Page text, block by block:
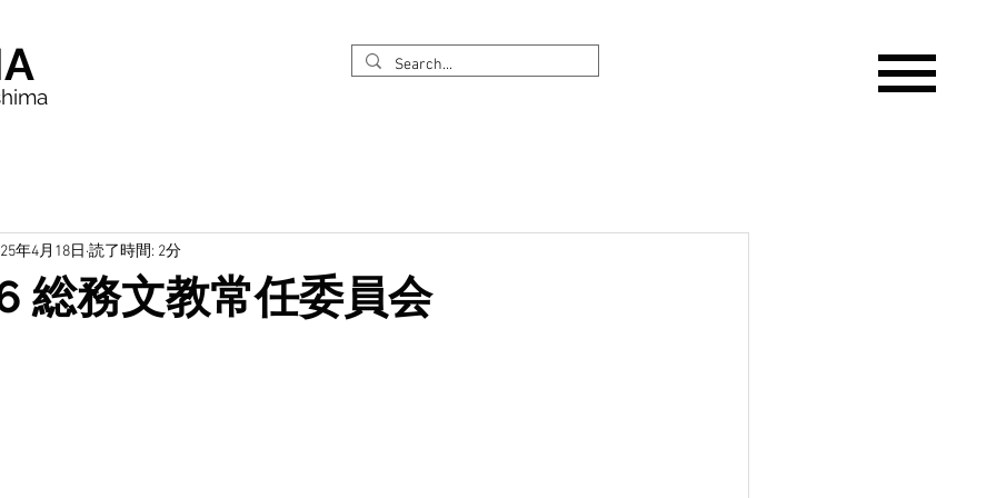
総務文教常任委員会
年4月18日 読了時間: 2分